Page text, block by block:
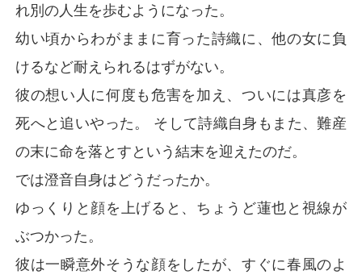
れ別の人生を歩むようになった。
幼い頃からわがままに育った詩織に、他の女に負
けるなど耐えられるはずがない。
彼の想い人に何度も危害を加え、ついには真彦を
死へと追いやった。 そして詩織自身もまた、難産
の末に命を落とすという結末を迎えたのだ。
では澄音自身はどうだったか。
ゆっくりと顔を上げると、ちょうど蓮也と視線が
ぶつかった。
彼は一瞬意外そうな顔をしたが、すぐに春風のよ